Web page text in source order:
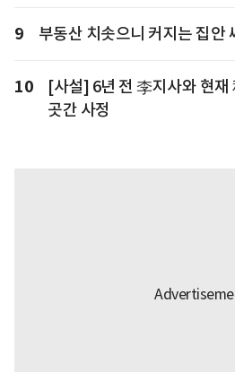
9 부동산 치솟으니 커지는 집안
10
[사설] 6년 전 李지사와 현재
곳간 사정